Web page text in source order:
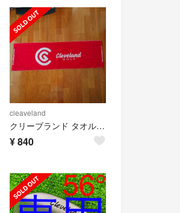
cleaveland
クリーブランド タオル 新品
¥840